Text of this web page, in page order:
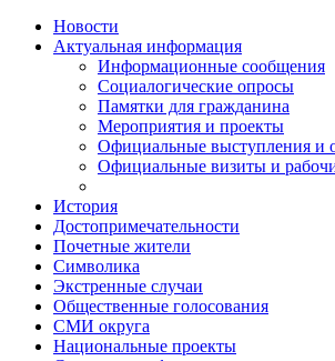
Новости
Актуальная информация
Информационные сообщения
Социалогические опросы
Памятки для гражданина
Мероприятия и проекты
Официальные выступления и
Официальные визиты и
История
Достопримечательности
Почетные жители
Символика
Экстренные случаи
Общественные голосования
СМИ округа
Национальные проекты